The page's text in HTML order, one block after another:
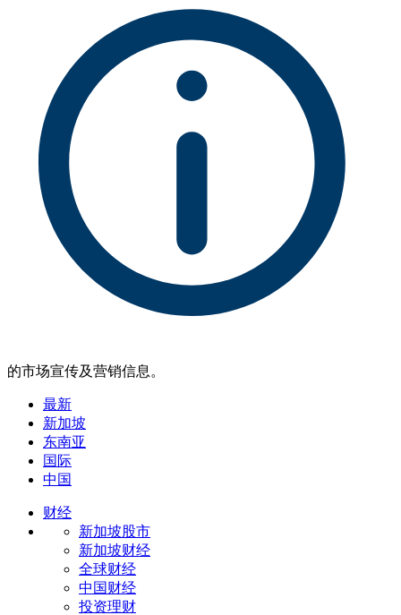
的市场宣传及营销信息。
最新
新加坡
东南亚
国际
中国
财经
新加坡股市
新加坡财经
全球财经
中国财经
投资理财